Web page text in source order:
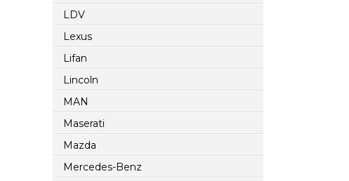
LDV
Lexus
Lifan
Lincoln
MAN
Maserati
Mazda
Mercedes-Benz